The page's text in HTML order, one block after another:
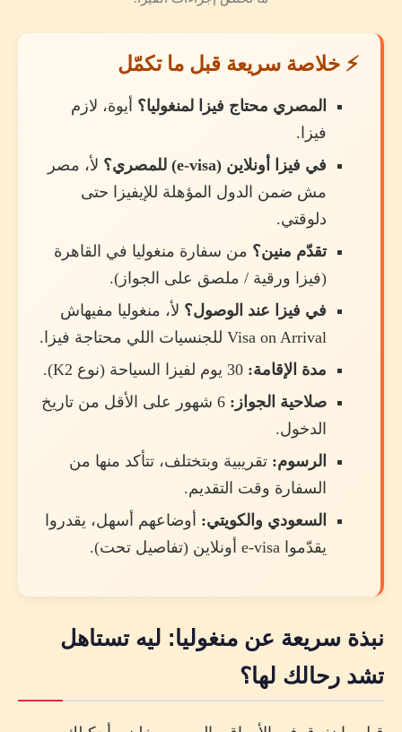
⚡ خلاصة سريعة قبل ما تكمّل
المصري محتاج فيزا لمنغوليا؟ أيوة، لازم
فيزا.
في فيزا أونلاين (e-visa) للمصري؟
لأ، مصر
مش ضمن الدول المؤهلة للإيفيزا حتى
دلوقتي.
تقدّم منين؟ من سفارة منغوليا في القاهرة
(فيزا ورقية / ملصق على الجواز).
في فيزا عند الوصول؟ لأ، منغوليا مفيهاش
Visa on Arrival للجنسيات اللي محتاجة فيزا.
مدة الإقامة:
صلاحية الجواز:
6 شهور على الأقل من تاريخ
الدخول.
الرسوم: تقريبية وبتختلف، تتأكد منها من
السفارة وقت التقديم.
السعودي والكويتي: أوضاعهم أسهل، يقدروا
يقدّموا e-visa أونلاين (تفاصيل تحت).
نبذة سريعة عن منغوليا: ليه تستاهل
تشد رحالك لها؟